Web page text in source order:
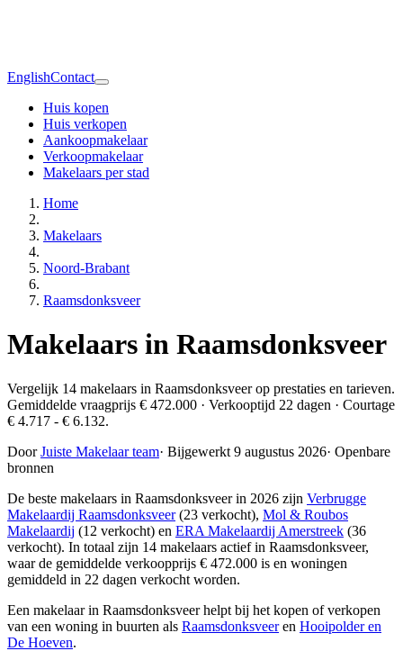
EnglishContact
Huis kopen
Huis verkopen
Aankoopmakelaar
Verkoopmakelaar
Makelaars per stad
Home
Makelaars
Noord-Brabant
Raamsdonksveer
Makelaars in Raamsdonksveer
Vergelijk 14 makelaars in Raamsdonksveer op prestaties en tarieven.
Gemiddelde vraagprijs € 472.000 · Verkooptijd 22 dagen · Courtage
€ 4.717 - € 6.132.
DoorJuiste Makelaar team· Bijgewerkt 9 augustus 2026· Openbare
bronnen
De beste makelaars in Raamsdonksveer in 2026 zijn Verbrugge
Makelaardij Raamsdonksveer(23 verkocht), Mol & Roubos
Makelaardij (12 verkocht) en ERA Makelaardij Amerstreek (36
verkocht). In totaal zijn 14 makelaars actief in Raamsdonksveer,
waar de gemiddelde verkoopprijs € 472.000 is en woningen
gemiddeld in 22 dagen verkocht worden.
Een makelaar in Raamsdonksveer helpt bij het kopen of verkopen
van een woning in buurten als Raamsdonksveeren Hooipolder en
De Hoeven.